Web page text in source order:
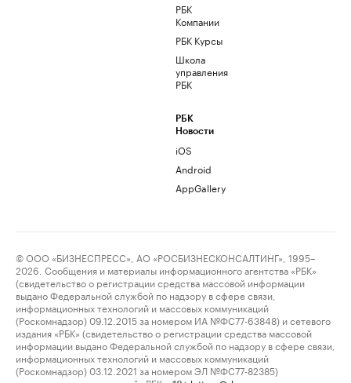
РБК
Компании
РБК Курсы
Школа
управления
РБК
РБК
Новости
iOS
Android
AppGallery
© ООО «БИЗНЕСПРЕСС», АО «РОСБИЗНЕСКОНСАЛТИНГ», 1995–
2026. Сообщения и материалы информационного агентства «РБК»
(свидетельство о регистрации средства массовой информации
выдано Федеральной службой по надзору в сфере связи,
информационных технологий и массовых коммуникаций
(Роскомнадзор) 09.12.2015 за номером ИА №ФС77-63848) и сетевого
издания «РБК» (свидетельство о регистрации средства массовой
информации выдано Федеральной службой по надзору в сфере связи,
информационных технологий и массовых коммуникаций
(Роскомнадзор) 03.12.2021 за номером ЭЛ №ФС77-82385)